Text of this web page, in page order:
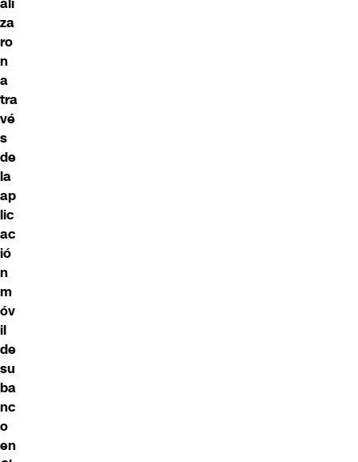
ali
za
ro
n
a
tra
vé
s
de
la
ap
lic
ac
ió
n
m
óv
il
de
su
ba
nc
o
en